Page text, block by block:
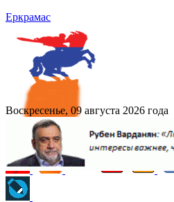
Еркрамас
Воскресенье, 09 августа 2026 года